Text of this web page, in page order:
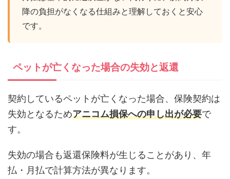
降の負担がなくなる仕組みと理解しておくと安心
です。
ペットが亡くなった場合の失効と返還
契約しているペットが亡くなった場合、保険契約は
失効となるためアニコム損保への申し出が必要で
す。
失効の場合も返還保険料が生じることがあり、年
払・月払で計算方法が異なります。